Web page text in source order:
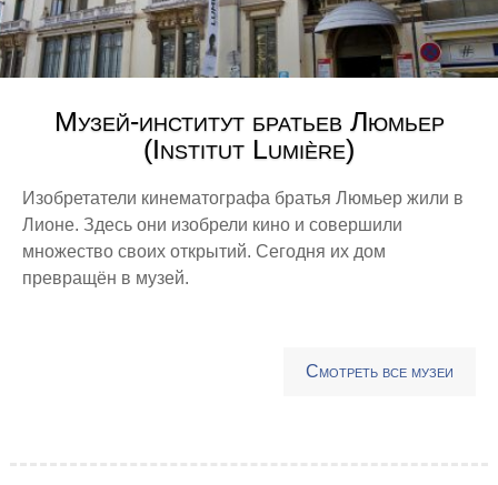
Музей-институт братьев Люмьер
(Institut Lumière)
Изобретатели кинематографа братья Люмьер жили в
Лионе. Здесь они изобрели кино и совершили
множество своих открытий. Сегодня их дом
превращён в музей.
Смотреть все музеи